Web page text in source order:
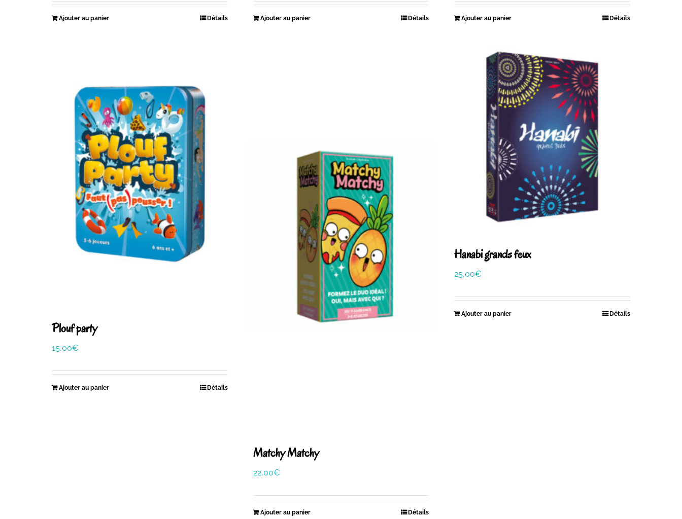
Ajouter au panier Détails Ajouter au panier Détails Ajouter au panier Détails
Plouf party
15,00€
Ajouter au panier Détails
Matchy Matchy
22,00€
Ajouter au panier Détails
Hanabi grands feux
25,00€
Ajouter au panier Détails